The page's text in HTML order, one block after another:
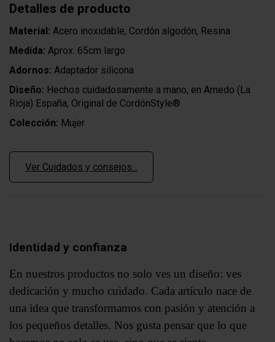
Detalles de producto
Material: Acero inoxidable, Cordón algodón, Resina
Medida: Aprox. 65cm largo
Adornos: Adaptador silicona
Diseño: Hechos cuidadosamente a mano, en Arnedo (La
Rioja) España, Original de CordónStyle®
Colección: Mujer
Ver Cuidados y consejos...
Identidad y confianza
En nuestros productos no solo ves un diseño: ves
dedicación y mucho cuidado. Cada artículo nace de
una idea que transformamos con pasión y atención a
los pequeños detalles. Nos gusta pensar que lo que